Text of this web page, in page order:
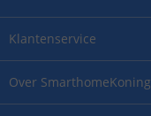
Over SmarthomeKoning
Klantenservice